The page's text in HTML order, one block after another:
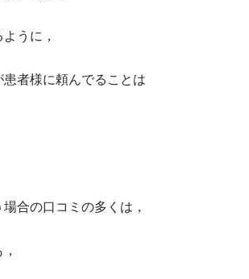
うに，
者様に頼んでることは
合の口コミの多くは，